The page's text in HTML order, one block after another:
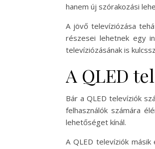
hanem új szórakozási
A jövő televíziózása
részesei lehetnek egy
televíziózásának is
A QLED
Bár a QLED televíziók
felhasználók számára
lehetőséget kínál.
A QLED televíziók